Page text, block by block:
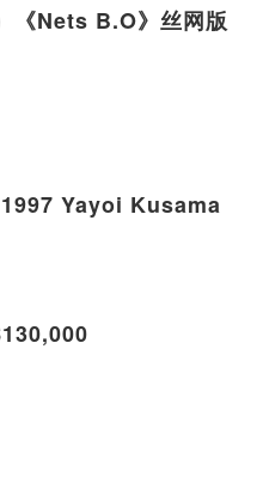
《Nets B.O》丝网版
Yayoi Kusama